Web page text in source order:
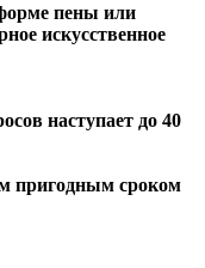
пены или
искусственное
наступает до 40
пригодным сроком